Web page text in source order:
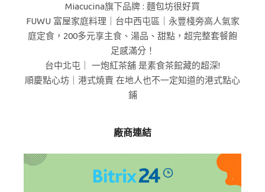
Miacucina旗下品牌 : 麵包坊很好買
FUWU 富屋家庭料理｜台中西屯區｜永豐棧旁高人氣家
庭定食，200多元享主食、湯品、甜點，超完整套餐飽
足感滿分！
台中北屯｜ 一炮紅茶舖 是素食茶館藏的超深!
順慶點心坊｜港式燒賣 在地人也不一定知道的港式點心
鋪
廠商連結